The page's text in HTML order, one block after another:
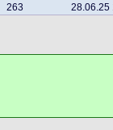
263 28.06.25